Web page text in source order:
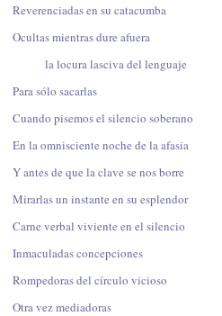
Reverenciadas en su catacumba
Ocultas mientras dure afuera
la locura lasciva del lenguaje
Para sólo sacarlas
Cuando pisemos el silencio soberano
En la omnisciente noche de la afasia
Y antes de que la clave se nos borre
Mirarlas un instante en su esplendor
Carne verbal viviente en el silencio
Inmaculadas concepciones
Rompedoras del círculo vicioso
Otra vez mediadoras